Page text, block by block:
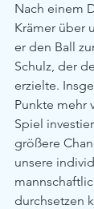
Nach einem
Krämer über
er den Ball
Schulz, der
erzielte.
Punkte mehr
Spiel
größere
unsere
durchsetzen